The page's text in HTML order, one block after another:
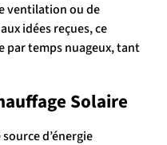
ventilation ou de
idées reçues, ce
par temps nuageux, tant
Solaire
d’énergie